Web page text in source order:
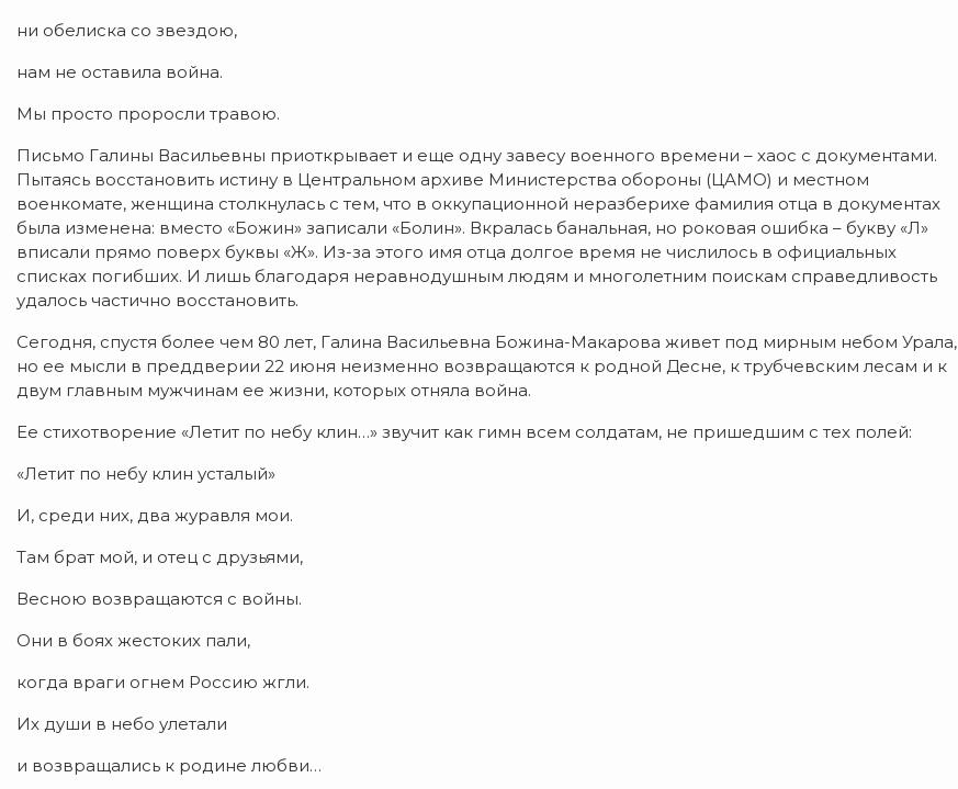
ни обелиска со звездою,
нам не оставила война.
Мы просто проросли травою.
​Письмо Галины Васильевны приоткрывает и еще одну завесу военного времени – хаос с документами.
Пытаясь восстановить истину в Центральном архиве Министерства обороны (ЦАМО) и местном
военкомате, женщина столкнулась с тем, что в оккупационной неразберихе фамилия отца в документах
была изменена: вместо «Божин» записали «Болин». Вкралась банальная, но роковая ошибка – букву «Л»
вписали прямо поверх буквы «Ж». Из-за этого имя отца долгое время не числилось в официальных
списках погибших. И лишь благодаря неравнодушным людям и многолетним поискам справедливость
удалось частично восстановить.
​Сегодня, спустя более чем 80 лет, Галина Васильевна Божина-Макарова живет под мирным небом Урала,
но ее мысли в преддверии 22 июня неизменно возвращаются к родной Десне, к трубчевским лесам и к
двум главным мужчинам ее жизни, которых отняла война.
​Ее стихотворение «Летит по небу клин…» звучит как гимн всем солдатам, не пришедшим с тех полей:
​«Летит по небу клин усталый»
И, среди них, два журавля мои.
Там брат мой, и отец с друзьями,
Весною возвращаются с войны.
Они в боях жестоких пали,
когда враги огнем Россию жгли.
Их души в небо улетали
и возвращались к родине любви…